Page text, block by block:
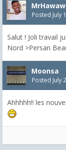
Posted July
Salut ! Joli travail
Nord >Persan
Moonsa
Posted July
Ahhhhh!! les